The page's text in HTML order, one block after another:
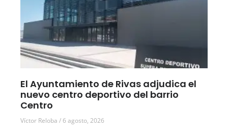
El Ayuntamiento de Rivas adjudica el
nuevo centro deportivo del barrio
Centro
Víctor Reloba 6 agosto, 2026